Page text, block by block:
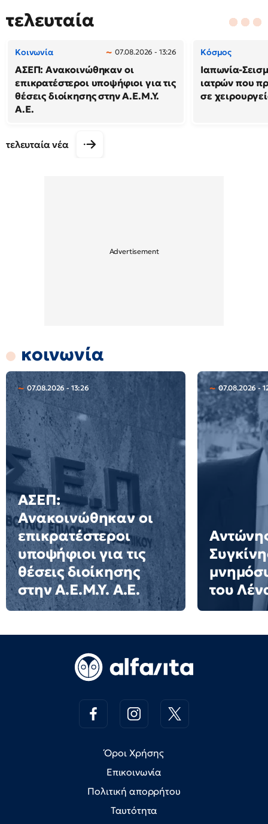
τελευταία
Κοινωνία 07.08.2026 - 13:26
ΑΣΕΠ: Ανακοινώθηκαν οι
επικρατέστεροι υποψήφιοι για τις
θέσεις διοίκησης στην Α.Ε.Μ.Υ.
Α.Ε.
Κόσμος
Ιαπωνία-
ιατρών που
σε
τελευταία νέα
κοινωνία
07.08.2026 - 13:26
ΑΣΕΠ:
Ανακοινώθηκαν οι
επικρατέστεροι
υποψήφιοι για τις
θέσεις διοίκησης
στην Α.Ε.Μ.Υ. Α.Ε.
07.08.2026 -
του
Όροι Χρήσης
Επικοινωνία
Πολιτική απορρήτου
Ταυτότητα